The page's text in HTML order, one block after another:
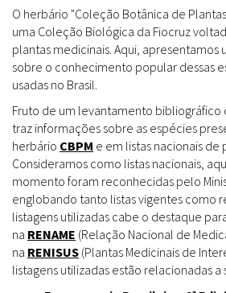
O herbário "Coleção Botânica de Plantas
uma Coleção Biológica da Fiocruz
plantas medicinais. Aqui, apresentamos
sobre o conhecimento popular dessas
usadas no Brasil.
Fruto de um levantamento
traz informações sobre as espécies
herbário CBPM e em listas nacionais de
Consideramos como listas nacionais,
momento foram reconhecidas pelo
englobando tanto listas vigentes como
listagens utilizadas cabe o destaque
na RENAME (Relação Nacional de
na RENISUS (Plantas Medicinais de
listagens utilizadas estão relacionadas a